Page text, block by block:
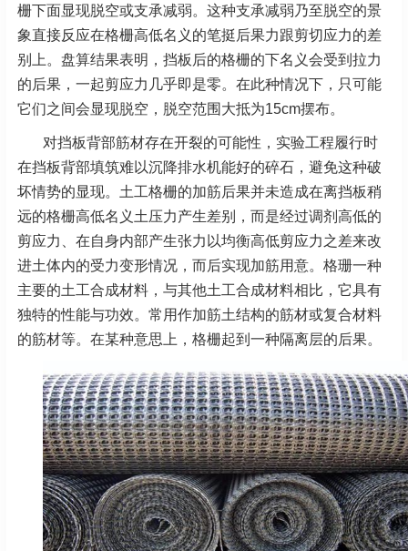
栅下面显现脱空或支承减弱。这种支承减弱乃至脱空的景
象直接反应在格栅高低名义的笔挺后果力跟剪切应力的差
别上。盘算结果表明，挡板后的格栅的下名义会受到拉力
的后果，一起剪应力几乎即是零。在此种情况下，只可能
它们之间会显现脱空，脱空范围大抵为15cm摆布。
对挡板背部筋材存在开裂的可能性，实验工程履行时
在挡板背部填筑难以沉降排水机能好的碎石，避免这种破
坏情势的显现。 土工格栅的加筋后果并未造成在离挡板稍
远的格栅高低名义土压力产生差别，而是经过调剂高低的
剪应力、在自身内部产生张力以均衡高低剪应力之差来改
进土体内的受力变形情况，而后实现加筋用意。格珊一种
主要的土工合成材料，与其他土工合成材料相比，它具有
独特的性能与功效。常用作加筋土结构的筋材或复合材料
的筋材等。在某种意思上，格栅起到一种隔离层的后果。